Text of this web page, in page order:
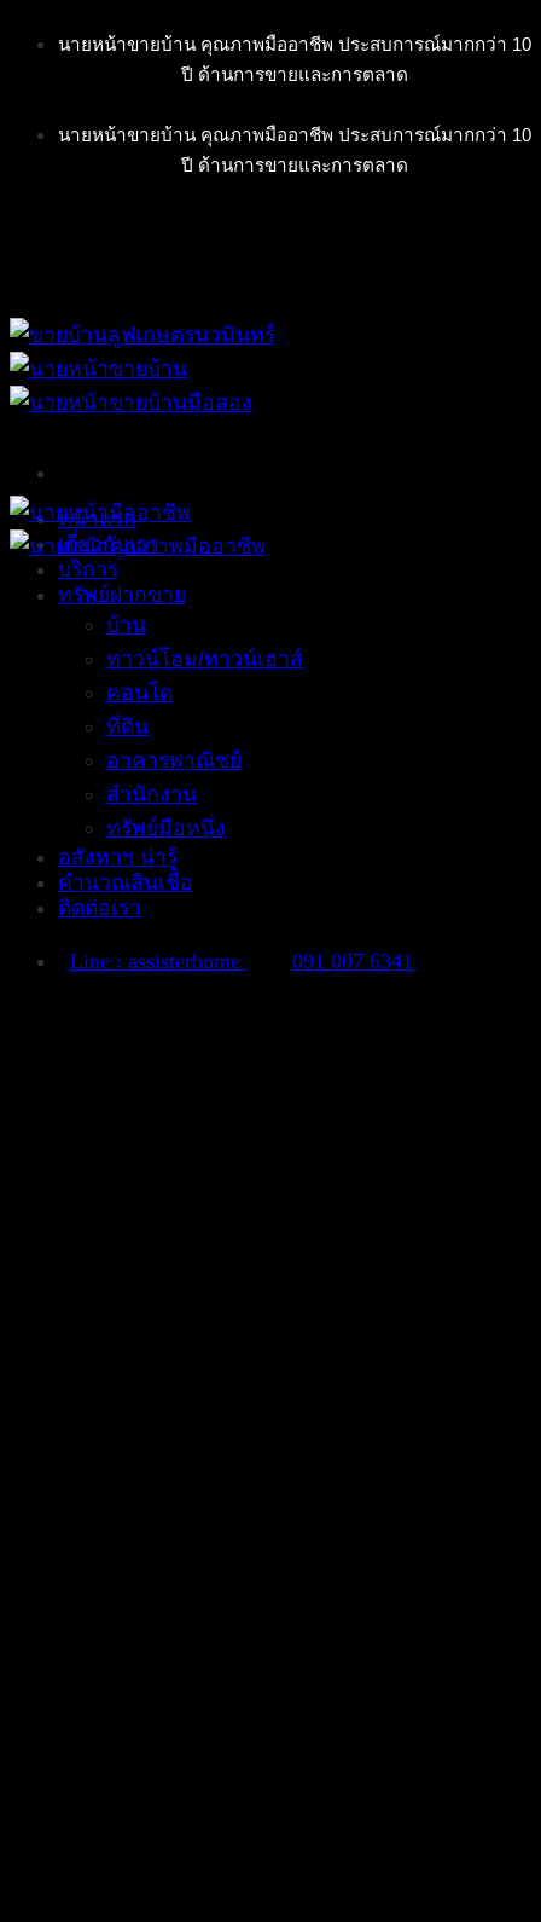
Skip
นายหน้าขายบ้าน คุณภาพมืออาชีพ ประสบการณ์มากกว่า 10
ปี ด้านการขายและการตลาด
นายหน้าขายบ้าน คุณภาพมืออาชีพ ประสบการณ์มากกว่า 10
ปี ด้านการขายและการตลาด
หน้าแรก
เกี่ยวกับเรา
บริการ
ทรัพย์ฝากขาย
บ้าน
ทาวน์โฮม/ทาวน์เฮาส์
คอนโด
ที่ดิน
อาคารพาณิชย์
สำนักงาน
ทรัพย์มือหนึ่ง
อสังหาฯ น่ารู้
คำนวณสินเชื่อ
ติดต่อเรา
Line : assisterhome 091 007 6341